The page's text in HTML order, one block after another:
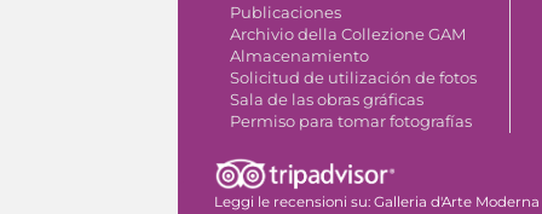
Publicaciones
Archivio della Collezione GAM
Almacenamiento
Solicitud de utilización de fotos
Sala de las obras gráficas
Permiso para tomar fotografías
Leggi le recensioni su: Galleria d'Arte Moderna